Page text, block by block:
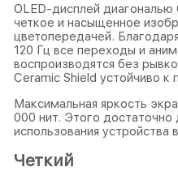
OLED-дисплей
четкое и насыщенное
цветопередачей.
120 Гц все переходы и
воспроизводятся без
Ceramic Shield устойчиво
Максимальная яркость
000 нит. Этого достаточно
использования устройства
Четкий